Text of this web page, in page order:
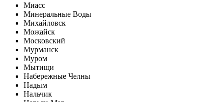
Миасс
Минеральные Воды
Михайловск
Можайск
Московский
Мурманск
Муром
Мытищи
Набережные Челны
Надым
Нальчик